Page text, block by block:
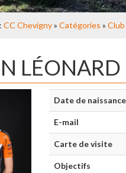
CC Chevigny» Catégories » Club
LÉONARD
Date de naissance
E-mail
Carte de visite
Objectifs